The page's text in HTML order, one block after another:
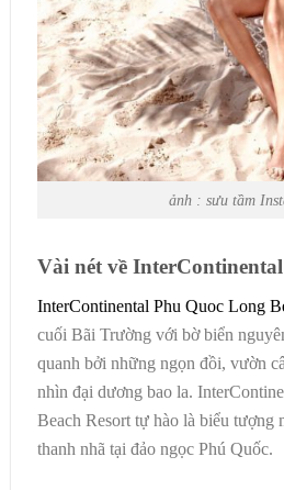
ảnh : sưu tầm
Vài nét về
InterContinental Phu Quoc Long
cuối Bãi Trường với bờ biển
quanh bởi những ngọn đồi, vườn
nhìn đại dương bao la.
Beach Resort tự hào là biểu tượng
thanh nhã tại đảo ngọc Phú Quốc.